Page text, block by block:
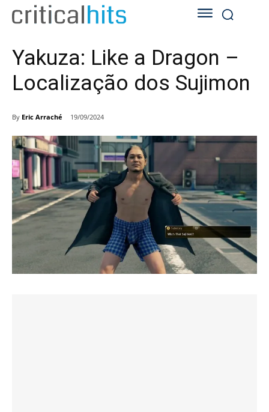
Yakuza: Like a Dragon –
Localização dos Sujimon
By Eric Arraché 19/09/2024